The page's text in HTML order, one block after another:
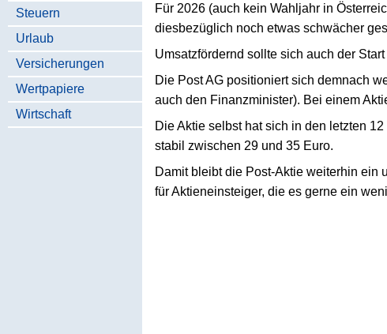
Steuern
Urlaub
Versicherungen
Wertpapiere
Wirtschaft
Für 2026 (auch kein Wahljahr in
diesbezüglich noch etwas schwächer
Umsatzfördernd sollte sich auch der
Die Post AG positioniert sich demnach
auch den Finanzminister). Bei einem
Die Aktie selbst hat sich in den letzten
stabil zwischen 29 und 35 Euro.
Damit bleibt die Post-Aktie weiterhin ein
für Aktieneinsteiger, die es gerne ein